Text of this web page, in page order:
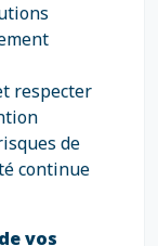
respecter
de
continue
vos